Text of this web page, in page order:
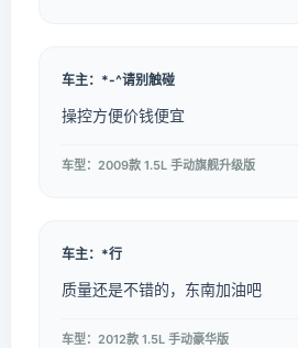
车主：*-^请别触碰
操控方便价钱便宜
车型：2009款 1.5L 手动旗舰升级版
车主：*行
质量还是不错的，东南加油吧
车型：2012款 1.5L 手动豪华版